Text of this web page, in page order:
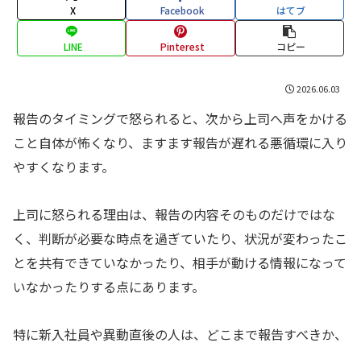
X Facebook はてブ
LINE Pinterest コピー
2026.06.03
報告のタイミングで怒られると、次から上司へ声をかける
こと自体が怖くなり、ますます報告が遅れる悪循環に入り
やすくなります。
上司に怒られる理由は、報告の内容そのものだけではな
く、判断が必要な時点を過ぎていたり、状況が変わったこ
とを共有できていなかったり、相手が動ける情報になって
いなかったりする点にあります。
特に新入社員や異動直後の人は、どこまで報告すべきか、